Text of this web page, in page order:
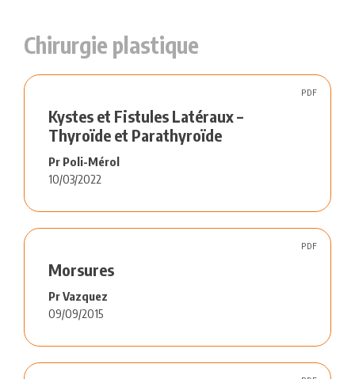
Chirurgie plastique
Kystes et Fistules Latéraux –
Thyroïde et Parathyroïde
Pr Poli-Mérol
10/03/2022
PDF
Morsures
Pr Vazquez
09/09/2015
PDF